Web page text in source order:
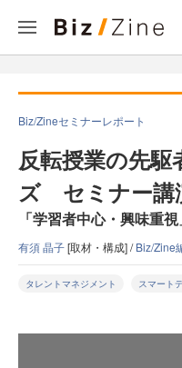
Biz/Zineセミナーレポート
反転授業の先
ズ セミナー講
「学習者中心・興味重
有須 晶子[取材・構成] /Biz/Zine
タレントマネジメント スマート